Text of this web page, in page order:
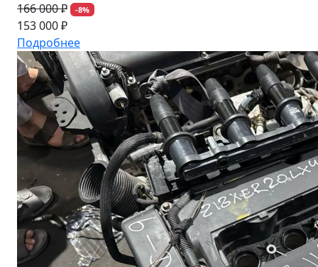
166 000 ₽
-8%
153 000 ₽
Подробнее